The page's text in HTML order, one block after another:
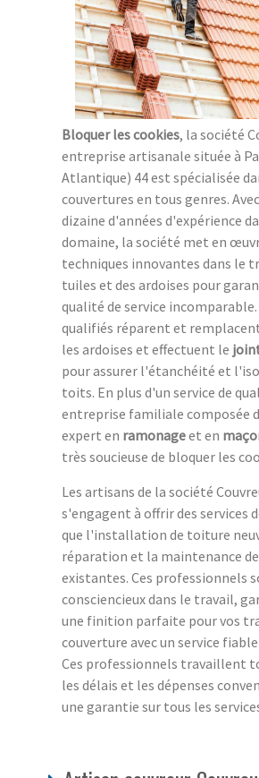
Bloquer les cookies, la société
entreprise artisanale située à
Atlantique) 44 est spécialisée
couvertures en tous genres.
dizaine d'années d'expérience
domaine, la société met en
techniques innovantes dans le
tuiles et des ardoises pour
qualité de service
qualifiés réparent et
les ardoises et effectuent le
pour assurer l'étanchéité et
toits. En plus d'un service de
entreprise familiale composée
expert en ramonageet en
très soucieuse de bloquer les
Les artisans de la société
s'engagent à offrir des services
que l'installation de toiture
réparation et la maintenance
existantes. Ces professionnels
consciencieux dans le travail,
une finition parfaite pour vos
couverture avec un service
Ces professionnels travaillent
les délais et les dépenses
une garantie sur tous les